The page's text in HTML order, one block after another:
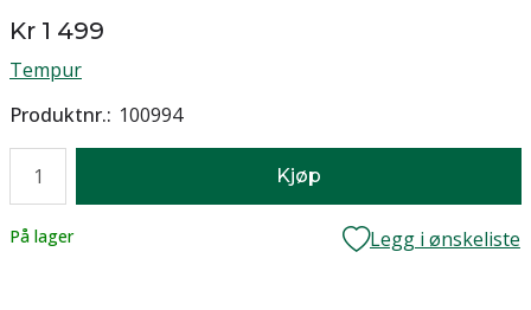
Kr 1 499
Tempur
Produktnr. 100994
Kjøp
Lager
På lager Legg i ønskeliste